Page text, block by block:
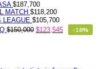
$187,700
MATCH $118,200
LEAGUE $105,700
$150,000 $123,545 -18%